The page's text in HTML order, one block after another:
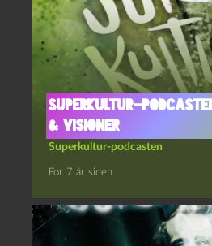
Superkultur-
& visioner
Superkultur-podcasten
For 7 år siden